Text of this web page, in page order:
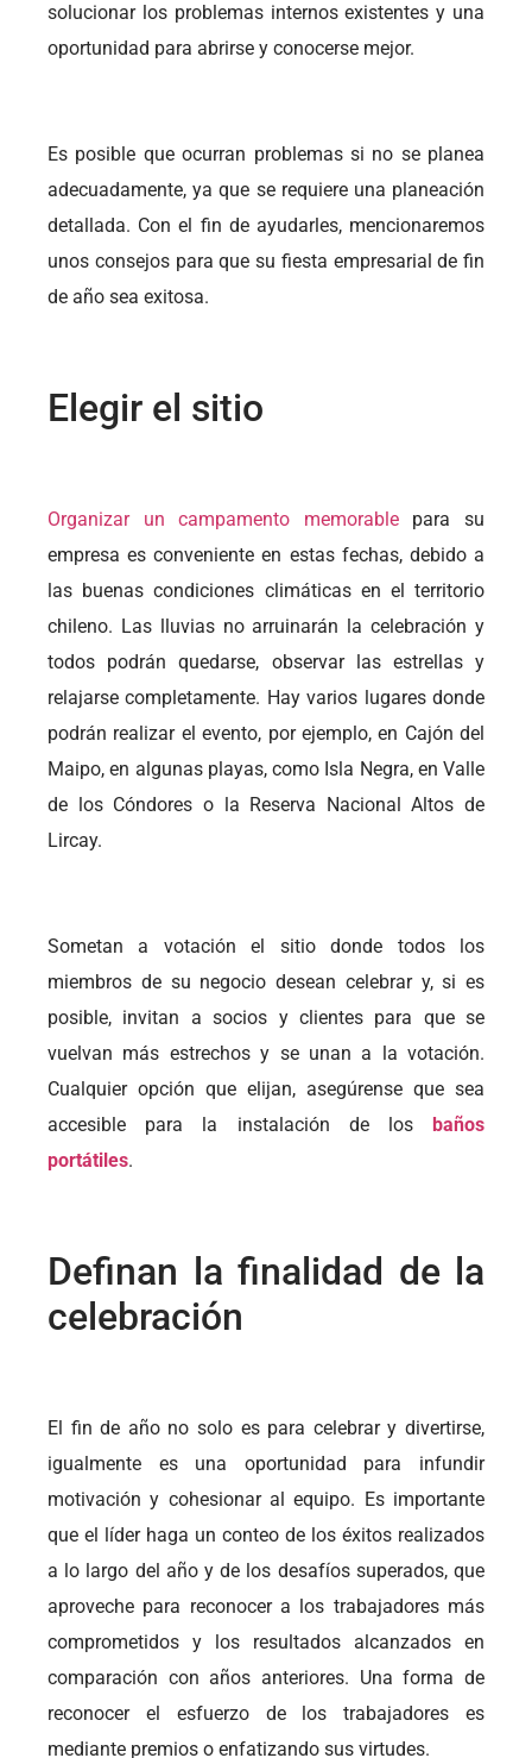
solucionar los problemas internos existentes y una
oportunidad para abrirse y conocerse mejor.
Es posible que ocurran problemas si no se planea
adecuadamente, ya que se requiere una planeación
detallada. Con el fin de ayudarles, mencionaremos
unos consejos para que su fiesta empresarial de fin
de año sea exitosa.
Elegir el sitio
Organizar un campamento memorablepara su
empresa es conveniente en estas fechas, debido a
las buenas condiciones climáticas en el territorio
chileno. Las lluvias no arruinarán la celebración y
todos podrán quedarse, observar las estrellas y
relajarse completamente. Hay varios lugares donde
podrán realizar el evento, por ejemplo, en Cajón del
Maipo, en algunas playas, como Isla Negra, en Valle
de los Cóndores o la Reserva Nacional Altos de
Lircay.
Sometan a votación el sitio donde todos los
miembros de su negocio desean celebrar y, si es
posible, invitan a socios y clientes para que se
vuelvan más estrechos y se unan a la votación.
Cualquier opción que elijan, asegúrense que sea
accesible para la instalación de los baños
portátiles.
Definan la finalidad de la
celebración
El fin de año no solo es para celebrar y divertirse,
igualmente es una oportunidad para infundir
motivación y cohesionar al equipo. Es importante
que el líder haga un conteo de los éxitos realizados
a lo largo del año y de los desafíos superados, que
aproveche para reconocer a los trabajadores más
comprometidos y los resultados alcanzados en
comparación con años anteriores. Una forma de
reconocer el esfuerzo de los trabajadores es
mediante premios o enfatizando sus virtudes.